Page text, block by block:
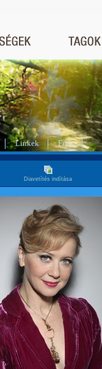
Linkek Friss
Diavetítés indítása